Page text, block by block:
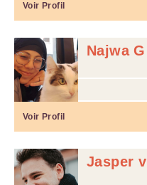
Voir Profil
Najwa G
Voir Profil
Jasper v